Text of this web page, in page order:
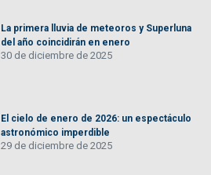
La primera lluvia de meteoros y Superluna
del año coincidirán en enero
30 de diciembre de 2025
El cielo de enero de 2026: un espectáculo
astronómico imperdible
29 de diciembre de 2025